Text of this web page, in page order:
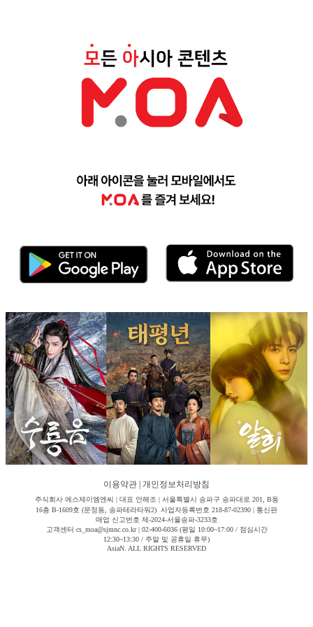
이용약관 개인정보처리방침
주식회사 에스제이엠엔씨 | 대표 안해조 | 서울특별시 송파구 송파대로 201, B동
16층 B-1609호 (문정동, 송파테라타워2) 사업자등록번호 218-87-02390 | 통신판
매업 신고번호 제-2024-서울송파-3233호
고객센터 cs_moa@sjmnc.co.kr | 02-400-6036 (평일 10:00~17:00 / 점심시간
12:30~13:30 / 주말 및 공휴일 휴무)
AsiaN. ALL RIGHTS RESERVED